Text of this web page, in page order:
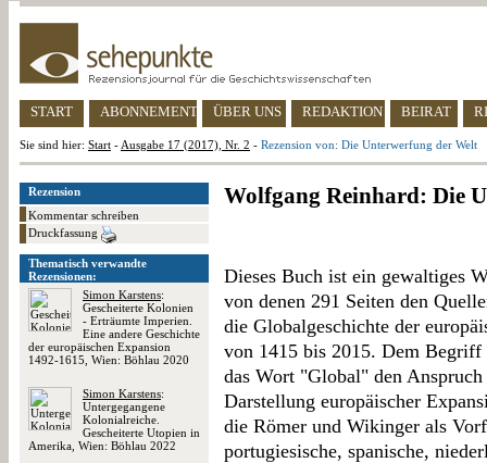
START ABONNEMENT ÜBER UNS REDAKTION BEIRAT
Sie sind hier: Start - Ausgabe 17 (2017), Nr. 2 - Rezension von: Die Unterwerfung der Welt
Rezension
Kommentar schreiben
Druckfassung
Thematisch verwandte
Rezensionen:
Simon Karstens:
Gescheiterte Kolonien
- Erträumte Imperien.
Eine andere Geschichte
der europäischen Expansion
1492-1615, Wien: Böhlau 2020
Simon Karstens:
Untergegangene
Kolonialreiche.
Gescheiterte Utopien in
Amerika, Wien: Böhlau 2022
Wolfgang Reinhard: Die
Dieses Buch ist ein gewaltiges
von denen 291 Seiten den
die Globalgeschichte der
von 1415 bis 2015. Dem
das Wort "Global" den Anspruch
Darstellung europäischer
die Römer und Wikinger als
portugiesische, spanische,